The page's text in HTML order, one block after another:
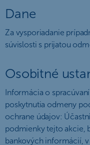
Dane
Za vysporiadanie
súvislosti s prijatou
Osobitné
Informácia o
poskytnutia odmeny
ochrane údajov:
podmienky tejto akcie,
bankových informácií,